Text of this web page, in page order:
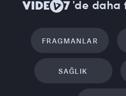
'de daha
FRAGMANLAR
SAĞLIK